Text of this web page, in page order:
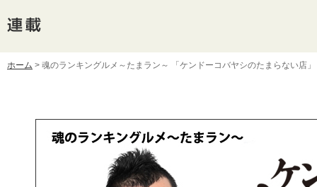
ホーム > 魂のランキングルメ～たまラン～ 「ケンドーコバヤシのたまらない店」